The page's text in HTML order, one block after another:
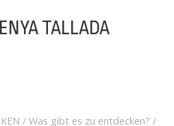
TALLADA
/ Was gibt es zu entdecken? /